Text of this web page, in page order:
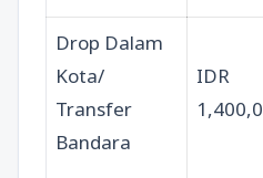
Drop Dalam
Kota/
Transfer
Bandara
IDR